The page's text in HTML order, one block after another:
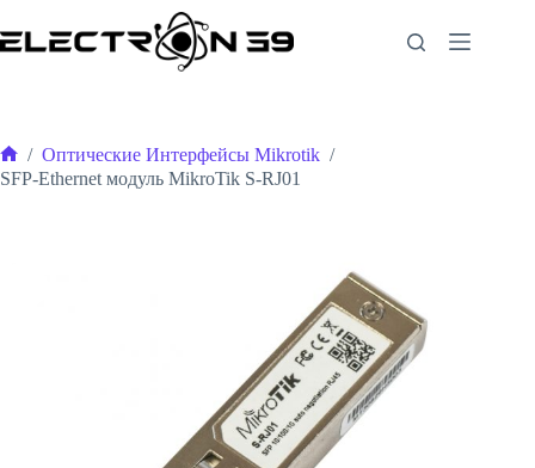
к
сути
Главная
/ Оптические Интерфейсы Mikrotik /
SFP-Ethernet модуль MikroTik S-RJ01